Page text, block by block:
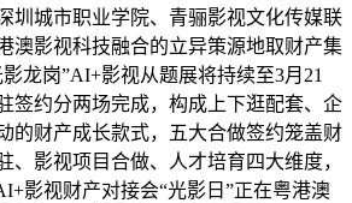
圳城市职业学院、青骊影视文化传媒联
澳影视科技融合的立异策源地取财产集
龙岗”AI+影视从题展将持续至3月21
签约分两场完成，构成上下逛配套、企
的财产成长款式，五大合做签约笼盖财
、影视项目合做、人才培育四大维度，
影视财产对接会“光影日”正在粤港澳